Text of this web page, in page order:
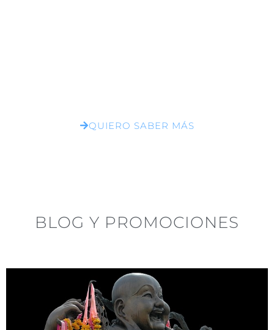
QUIERO SABER MÁS
BLOG Y PROMOCIONES